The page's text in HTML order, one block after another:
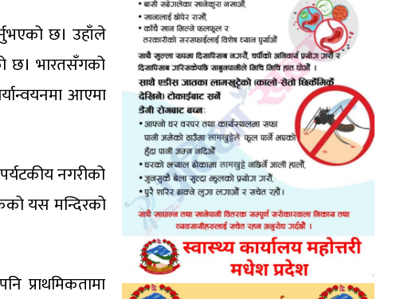
छ। उहाँले
छ। भारतसँगको
आएमा
नगरीको
यस मन्दिरको
प्राथमिकतामा